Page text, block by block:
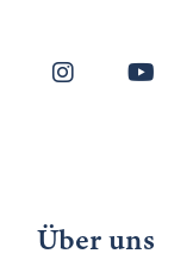
Über uns